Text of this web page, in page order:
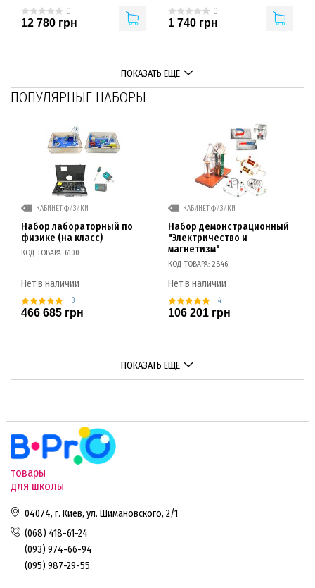
0
12 780 грн
0
1 740 грн
ПОКАЗАТЬ ЕЩЕ
ПОПУЛЯРНЫЕ НАБОРЫ
КАБИНЕТ ФИЗИКИ
Набор лабораторный по
физике (на класс)
КОД ТОВАРА: 6100
Нет в наличии
3
466 685 грн
КАБИНЕТ ФИЗИКИ
Набор демонстрационный
"Электричество и
магнетизм"
КОД ТОВАРА: 2846
Нет в наличии
4
106 201 грн
ПОКАЗАТЬ ЕЩЕ
товары
для школы
04074, г. Киев, ул. Шимановского, 2/1
(068) 418-61-24
(093) 974-66-94
(095) 987-29-55